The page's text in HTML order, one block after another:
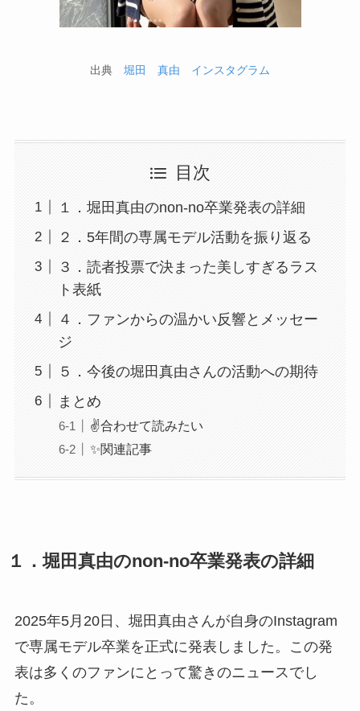
出典 堀田 真由 インスタグラム
目次
１．堀田真由のnon-no卒業発表の詳細
２．5年間の専属モデル活動を振り返る
３．読者投票で決まった美しすぎるラス
ト表紙
４．ファンからの温かい反響とメッセー
ジ
５．今後の堀田真由さんの活動への期待
まとめ
✌️合わせて読みたい
✨関連記事
１．堀田真由のnon-no卒業発表の詳細
2025年5月20日、堀田真由さんが自身のInstagram
で専属モデル卒業を正式に発表しました。この発
表は多くのファンにとって驚きのニュースでし
た。